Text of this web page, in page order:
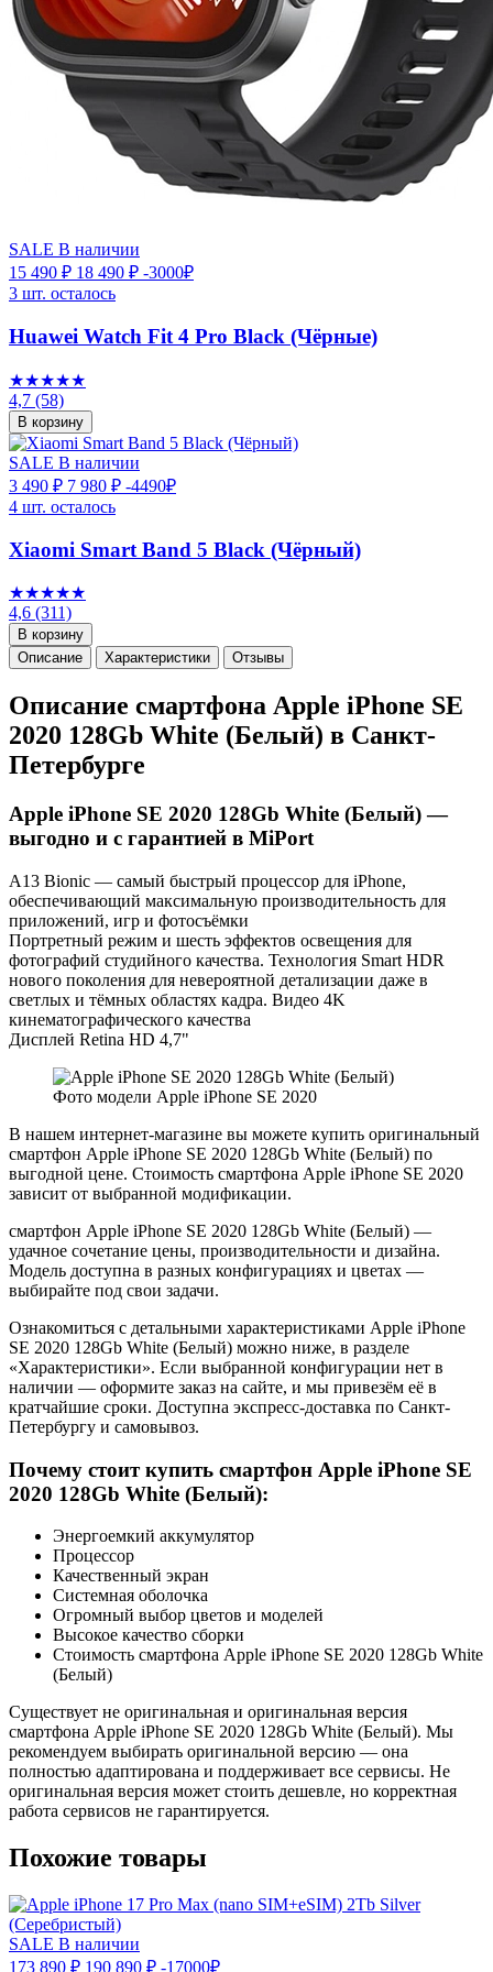
SALE В наличии
15 490 ₽ 18 490 ₽ -3000₽
3 шт. осталось
Huawei Watch Fit 4 Pro Black (Чёрные)
★★★★★
4,7 (58)
В корзину
SALE В наличии
3 490 ₽ 7 980 ₽ -4490₽
4 шт. осталось
Xiaomi Smart Band 5 Black (Чёрный)
★★★★★
4,6 (311)
В корзину
Описание
Характеристики Отзывы
Описание смартфона Apple iPhone SE
2020 128Gb White (Белый) в Санкт-
Петербурге
Apple iPhone SE 2020 128Gb White (Белый) —
выгодно и с гарантией в MiPort
A13 Bionic — самый быстрый процессор для iPhone,
обеспечивающий максимальную производительность для
приложений, игр и фотосъёмки
Портретный режим и шесть эффектов освещения для
фотографий студийного качества. Технология Smart HDR
нового поколения для невероятной детализации даже в
светлых и тёмных областях кадра. Видео 4K
кинематографического качества
Дисплей Retina HD 4,7"
Фото модели Apple iPhone SE 2020
В нашем интернет-магазине вы можете купить оригинальный
смартфон Apple iPhone SE 2020 128Gb White (Белый) по
выгодной цене. Стоимость смартфона Apple iPhone SE 2020
зависит от выбранной модификации.
смартфон Apple iPhone SE 2020 128Gb White (Белый) —
удачное сочетание цены, производительности и дизайна.
Модель доступна в разных конфигурациях и цветах —
выбирайте под свои задачи.
Ознакомиться с детальными характеристиками Apple iPhone
SE 2020 128Gb White (Белый) можно ниже, в разделе
«Характеристики». Если выбранной конфигурации нет в
наличии — оформите заказ на сайте, и мы привезём её в
кратчайшие сроки. Доступна экспресс-доставка по Санкт-
Петербургу и самовывоз.
Почему стоит купить смартфон Apple iPhone SE
2020 128Gb White (Белый):
Энергоемкий аккумулятор
Процессор
Качественный экран
Системная оболочка
Огромный выбор цветов и моделей
Высокое качество сборки
Стоимость смартфона Apple iPhone SE 2020 128Gb White
(Белый)
Существует не оригинальная и оригинальная версия
смартфона Apple iPhone SE 2020 128Gb White (Белый). Мы
рекомендуем выбирать оригинальной версию — она
полностью адаптирована и поддерживает все сервисы. Не
оригинальная версия может стоить дешевле, но корректная
работа сервисов не гарантируется.
Похожие товары
SALE В наличии
173 890 ₽ 190 890 ₽ -17000₽